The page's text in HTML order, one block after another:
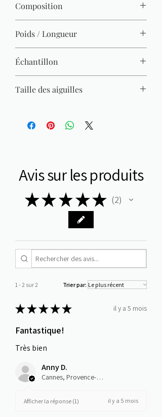
Composition
Poids / Longueur
Échantillon
Taille des aiguilles
Avis sur les produits
★★ ★ ★★ 2
2
1 - 2 sur 2 Trier par:
★★★★★ il y a 5 mois
Fantastique!
Très bien
Anny D.
Cannes, Provence-Alpes-Côte-d’Azur
Afficher la réponse (1) il y a 5 mois